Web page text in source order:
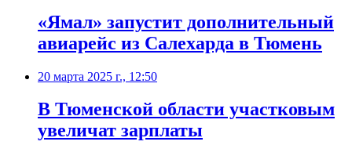
«Ямал» запустит дополнительный
авиарейс из Салехарда в Тюмень
20 марта 2025 г., 12:50
В Тюменской области участковым
увеличат зарплаты